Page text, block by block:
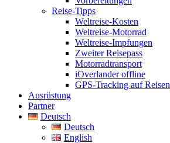
Reise-Tipps
Weltreise-Kosten
Weltreise-Motorrad
Weltreise-Impfungen
Zweiter Reisepass
Motorradtransport
iOverlander offline
GPS-Tracking auf Reisen
Ausrüstung
Partner
Deutsch
Deutsch
English